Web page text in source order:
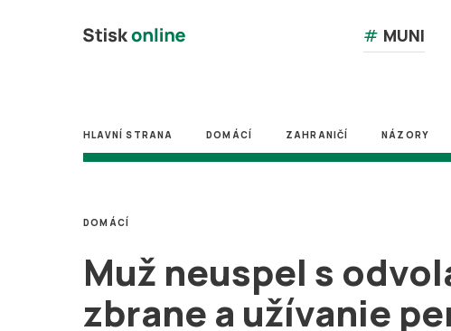
# MUNI
HLAVNÍ STRANA DOMÁCÍ ZAHRANIČÍ NÁZORY
Muž neuspel s
zbrane a užívanie
DOMÁCÍ